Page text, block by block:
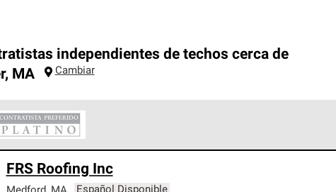
independientes de techos cerca de
, MA Cambiar
con estándares estrictos de profesionalismo, confiabilidad y
mejor garantía de sistemas de techos.
FRS Roofing Inc